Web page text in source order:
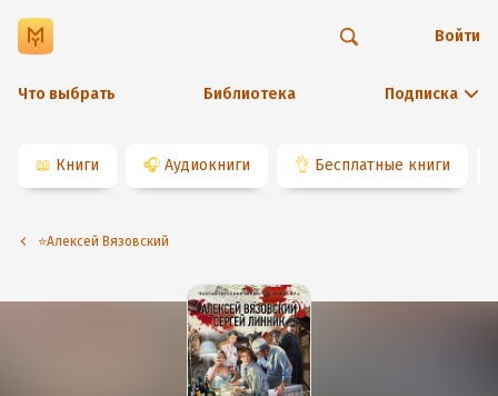
Что выбрать Библиотека Подписка
Войти
📖 Книги 🎧 Аудиокниги 👌 Бесплатные книги
⭐️Алексей Вязовский